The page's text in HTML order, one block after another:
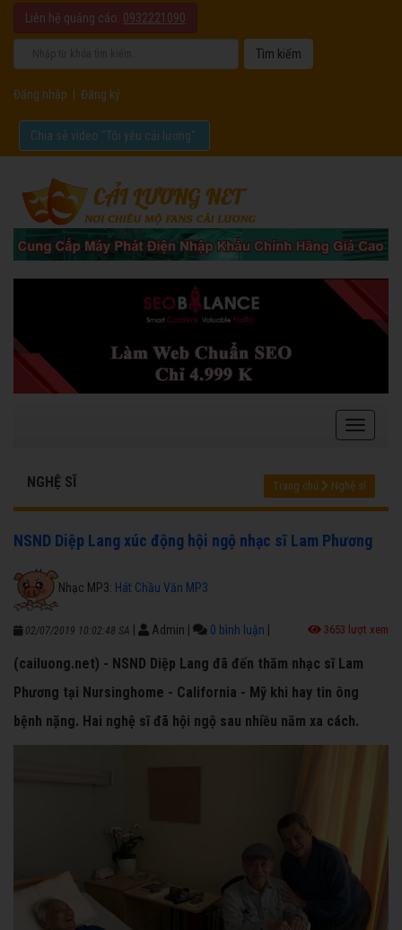
Liên hệ quảng cáo: 0932221090
Đăng nhập Đăng ký
Chia sẻ video "Tôi yêu cải lương".
NGHỆ SĨ Trang chủ Nghệ sĩ
NSND Diệp Lang xúc động hội ngộ nhạc sĩ Lam Phương
Nhạc MP3: Hát Chầu Văn MP3
02/07/2019 10:02:48 SA Admin 0 bình luận 3653 lượt xem
(cailuong.net) - NSND Diệp Lang đã đến thăm nhạc sĩ Lam
Phương tại Nursinghome - California - Mỹ khi hay tin ông
bệnh nặng. Hai nghệ sĩ đã hội ngộ sau nhiều năm xa cách.